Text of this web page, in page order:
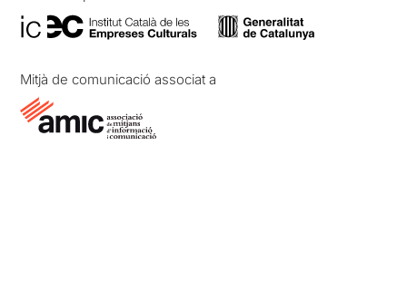
Mitjà de comunicació associat a